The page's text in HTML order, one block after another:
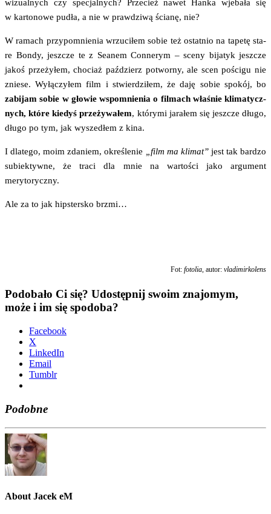
wizu­al­nych czy spe­cjal­nych? Prze­cież nawet Han­ka wje­ba­ła się
w kar­to­no­we pudła, a nie w praw­dzi­wą ścia­nę, nie?
W ramach przy­po­mnie­nia wrzu­ci­łem sobie też ostat­nio na tape­tę sta­
re Bon­dy, jesz­cze te z Seanem Con­ne­rym – sce­ny bija­tyk jesz­cze
jakoś prze­ży­łem, cho­ciaż paź­dzierz potwor­ny, ale scen pości­gu nie
znie­se. Wyłą­czy­łem film i stwier­dzi­łem, że daję sobie spo­kój, bo
zabi­jam sobie w gło­wie wspo­mnie­nia o fil­mach wła­śnie kli­ma­tycz­
nych, któ­re kie­dyś prze­ży­wa­łem, któ­ry­mi jara­łem się jesz­cze dłu­go,
dłu­go po tym, jak wysze­dłem z kina.
I dla­te­go, moim zda­niem, okre­śle­nie „film ma kli­mat”jest tak bar­dzo
subiek­tyw­ne, że tra­ci dla mnie na war­to­ści jako argu­ment
merytoryczny.
Ale za to jak hip­ster­sko brzmi…
Fot: foto­lia , autor: vla­di­mir­ko­lens
Podobało Ci się? Udostępnij swoim znajomym,
może i im się spodoba?
Face­bo­ok
X
Lin­ke­dIn
Ema­il
Tum­blr
Podobne
About Jacek eM